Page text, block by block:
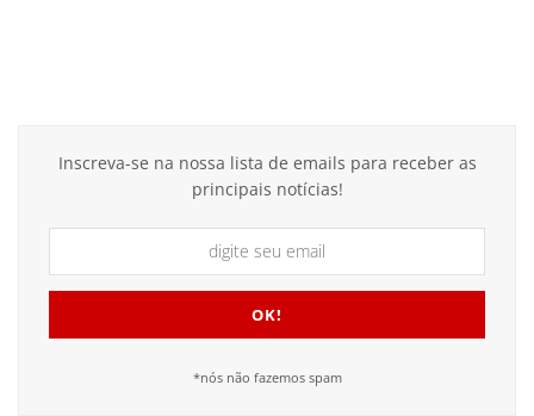
Inscreva-se na nossa lista de emails para receber as
principais notícias!
*nós não fazemos spam